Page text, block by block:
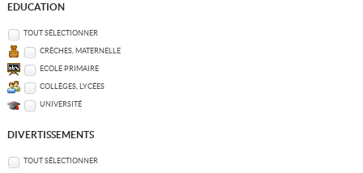
EDUCATION
TOUT SÉLECTIONNER
CRÈCHES, MATERNELLE
ECOLE PRIMAIRE
COLLÈGES, LYCÉES
UNIVERSITÉ
DIVERTISSEMENTS
TOUT SÉLECTIONNER